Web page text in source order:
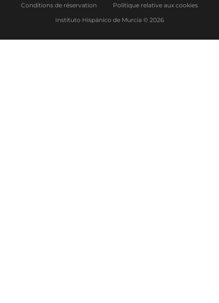
Conditions de réservation
Politique relative aux cookies
Instituto Hispánico de Murcia © 2026